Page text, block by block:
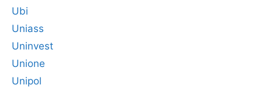
Ubi
Uniass
Uninvest
Unione
Unipol